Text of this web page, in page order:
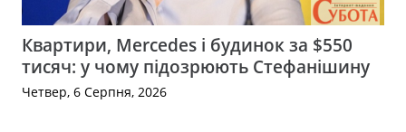
Квартири, Mercedes і будинок за $550
тисяч: у чому підозрюють Стефанішину
Четвер, 6 Серпня, 2026